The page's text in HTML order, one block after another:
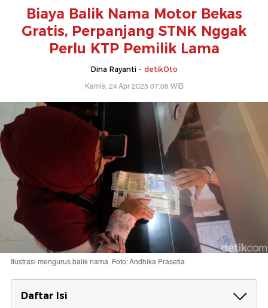
Biaya Balik Nama Motor Bekas
Gratis, Perpanjang STNK Nggak
Perlu KTP Pemilik Lama
Dina Rayanti - detikOto
Kamis, 24 Apr 2025 07:08 WIB
Ilustrasi mengurus balik nama. Foto: Andhika Prasetia
Daftar Isi